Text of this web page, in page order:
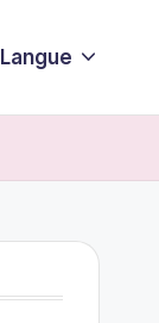
Langue